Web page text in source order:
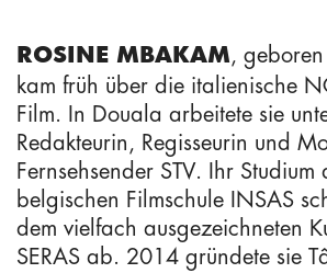
ROSINE MBAKAM,
kam früh über die italienische
Film. In Douala arbeitete sie
Redakteurin, Regisseurin und
Fernsehsender STV. Ihr
belgischen Filmschule INSAS
dem vielfach ausgezeichneten
SERAS ab. 2014 gründete sie